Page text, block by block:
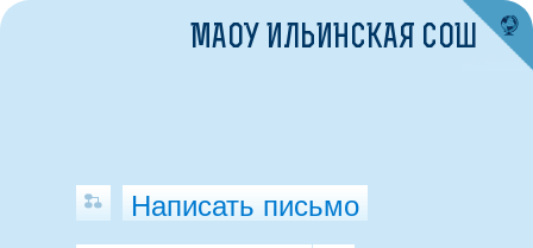
МАОУ ИЛЬИНСКАЯ СОШ
Написать письмо